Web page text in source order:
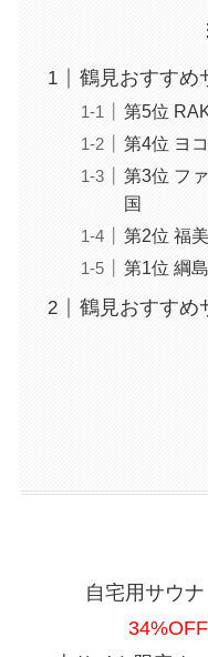
鶴見おすすめ
第5位
第4位 ヨ
第3位 フ
国
第2位 福
第1位 綱
鶴見おすすめ
自宅用サウ